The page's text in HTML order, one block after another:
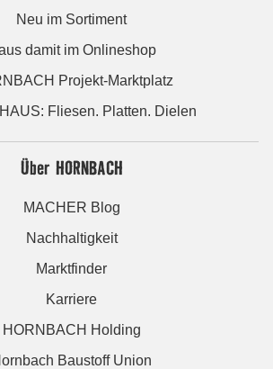
Neu im Sortiment
damit im Onlineshop
Projekt-Marktplatz
Fliesen. Platten. Dielen
Über HORNBACH
MACHER Blog
Nachhaltigkeit
Marktfinder
Karriere
HORNBACH Holding
Baustoff Union